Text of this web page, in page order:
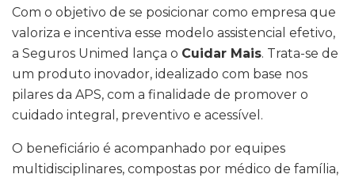
Com o objetivo de se posicionar como empresa que
valoriza e incentiva esse modelo assistencial efetivo,
a Seguros Unimed lança o Cuidar Mais. Trata-se de
um produto inovador, idealizado com base nos
pilares da APS, com a finalidade de promover o
cuidado integral, preventivo e acessível.
O beneficiário é acompanhado por equipes
multidisciplinares, compostas por médico de família,